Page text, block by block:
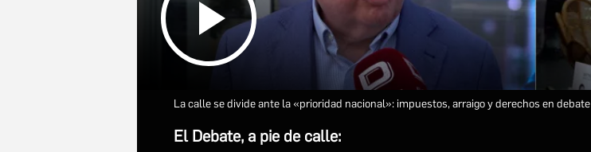
La calle se divide ante la «prioridad nacional»: impuestos, arraigo y derechos en debate
El Debate, a pie de calle: